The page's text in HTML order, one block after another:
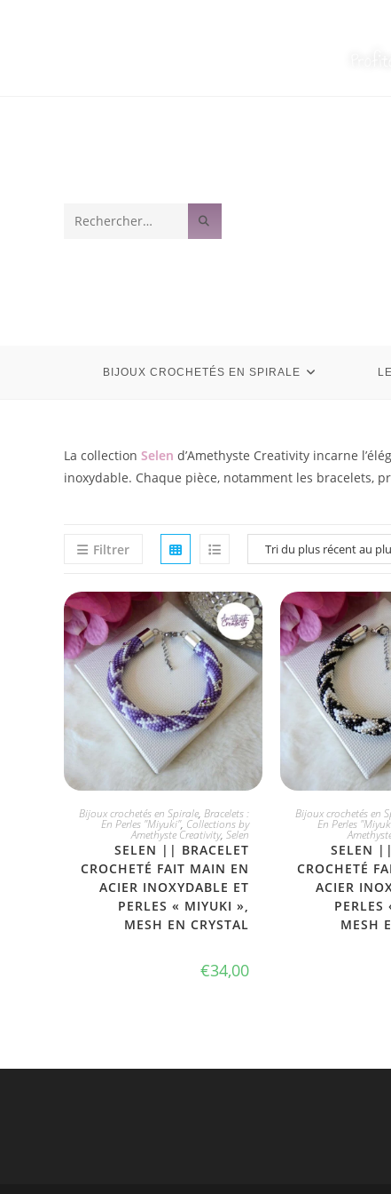
Rechercher
BIJOUX CROCHETÉS EN SPIRALE
La collection Selen d’Amethyste Creativity incarne
inoxydable. Chaque pièce, notamment les bracelets,
Filtrer
JE L'ADOPTE
Bijoux crochetés en Spirale, Bracelets :
En Perles "Miyuki", Collections by
Amethyste Creativity, Selen
SELEN || BRACELET
CROCHETÉ FAIT MAIN EN
ACIER INOXYDABLE ET
PERLES « MIYUKI »,
MESH EN CRYSTAL
€34,00
JE
Bijoux crochetés en
En Perles
SELEN
CROCHETÉ
ACIER
PERLES
MESH